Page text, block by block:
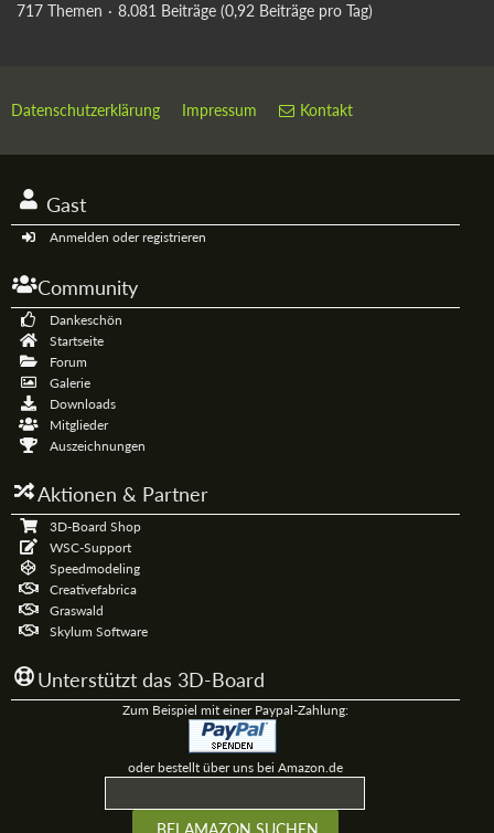
717 Themen 8.081 Beiträge (0,92 Beiträge pro Tag)
Datenschutzerklärung Impressum Kontakt
Gast
Anmelden oder registrieren
Community
Dankeschön
Startseite
Forum
Galerie
Downloads
Mitglieder
Auszeichnungen
Aktionen & Partner
3D-Board Shop
WSC-Support
Speedmodeling
Creativefabrica
Graswald
Skylum Software
Unterstützt das 3D-Board
Zum Beispiel mit einer Paypal-Zahlung:
oder bestellt über uns bei Amazon.de